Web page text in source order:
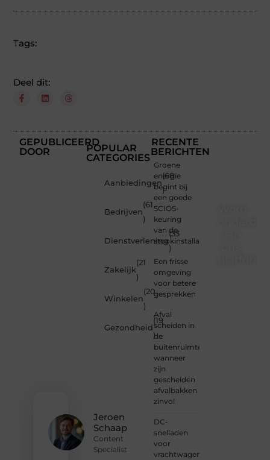
Tags:
Deel dit:
GEPUBLICEERD
DOOR
Jeroen
Schaap
Content
Specialist
POPULAR
CATEGORIES
Aanbiedingen
(68
)
Bedrijven
(61
)
Dienstverlening
(33
)
Zakelijk
(21
)
Winkelen
(20
)
Gezondheid
(19
)
RECENTE
BERICHTEN
Groene
energie
begint bij
een goede
SCIOS-
keuring
van de
stookinstallatie
Een frisse
omgeving
voor betere
gesprekken
Afval
scheiden in
de
buitenruimte:
wanneer
zijn
gescheiden
afvalbakken
zinvol
DC-
snelladen
voor
vrachtwagens